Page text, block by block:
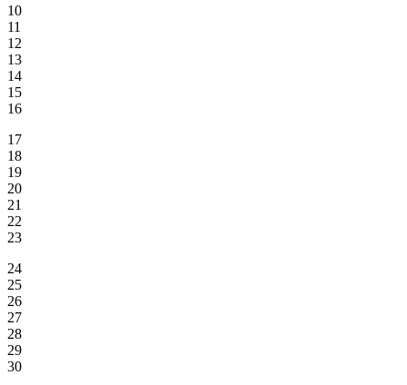
10
11
12
13
14
15
16
17
18
19
20
21
22
23
24
25
26
27
28
29
30